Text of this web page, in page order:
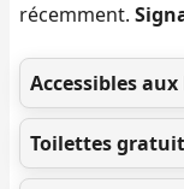
récemment.
Accessibles aux
Toilettes